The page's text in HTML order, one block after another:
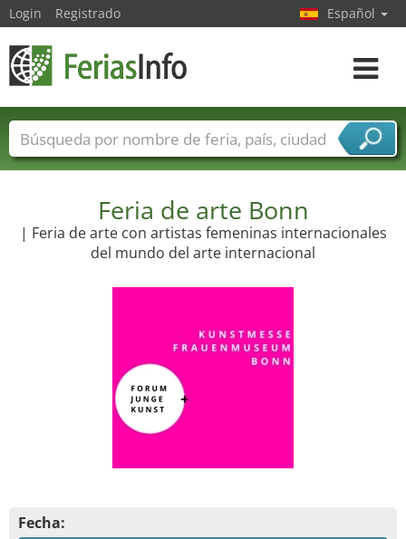
Feria de arte Bonn
| Feria de arte con artistas femeninas internacionales
del mundo del arte internacional
Fecha:
Login Registrado Español
toggle
Nombres de ferias Países
Ciudades
Sectores de proveedor de servicios